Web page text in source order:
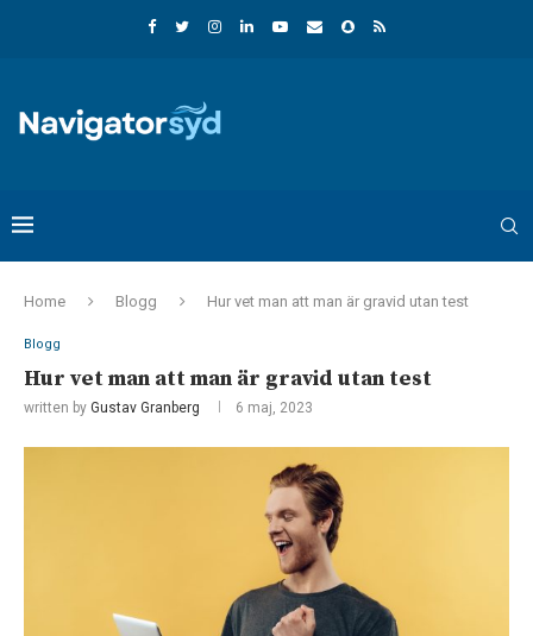
Home Blogg Hur vet man att man är gravid utan test
Blogg
Hur vet man att man är gravid utan test
written by Gustav Granberg 6 maj, 2023